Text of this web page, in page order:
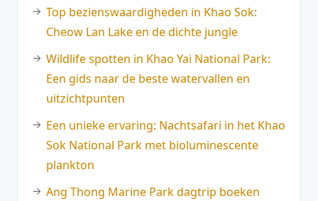
Top bezienswaardigheden in Khao Sok:
Cheow Lan Lake en de dichte jungle
Wildlife spotten in Khao Yai National Park:
Een gids naar de beste watervallen en
uitzichtpunten
Een unieke ervaring: Nachtsafari in het Khao
Sok National Park met bioluminescente
plankton
Ang Thong Marine Park dagtrip boeken